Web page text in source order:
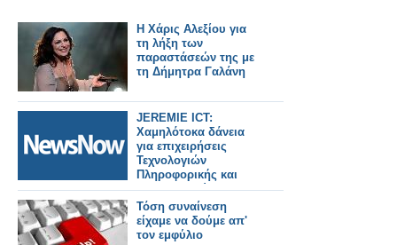
Η Χάρις Αλεξίου για
τη λήξη των
παραστάσεών της με
τη Δήμητρα Γαλάνη
JEREMIE ICT:
Χαμηλότοκα δάνεια
για επιχειρήσεις
Τεχνολογιών
Πληροφορικής και
Επικοινωνιών
Τόση συναίνεση
είχαμε να δούμε απ'
τον εμφύλιο